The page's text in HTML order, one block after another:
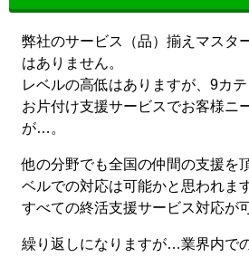
弊社のサービス（品）揃えマスタ
はありません。
レベルの高低はありますが、9カ
お片付け支援サービスでお客様ニ
が…。
他の分野でも全国の仲間の支援を
ベルでの対応は可能かと思われま
すべての終活支援サービス対応が
繰り返しになりますが…業界内で